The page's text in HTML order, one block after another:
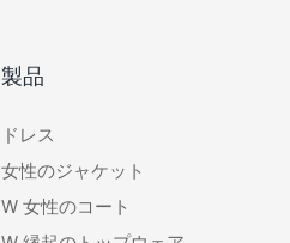
製品
ドレス
女性のジャケット
W 女性のコート